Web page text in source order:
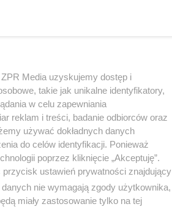
sercowo-
się po cichu, nie
Tymczasemwedług
Media uzyskujemy dostęp i
takie jak unikalne identyfikatory,
w celu zapewniania
reklam i treści, badanie odbiorców oraz
używać dokładnych danych
do celów identyfikacji. Ponieważ
poprzez kliknięcie „Akceptuję”.
ustawień prywatności znajdujący
nie wymagają zgody użytkownika,
miały zastosowanie tylko na tej